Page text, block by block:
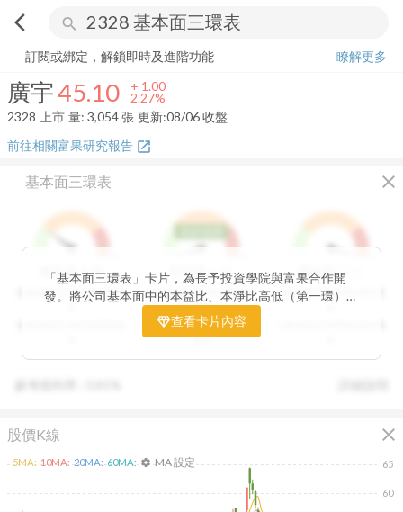
arrow_back_ios search
廣宇 45.10+ 2.27%
訂閱或綁定，解鎖即時及進階功能
瞭解更多
廣宇45.10 + 1.00
2.27%
2328
上市 量: 3,054張 更新:08/06 收盤
前往相關富果研究報告 open_in_new
基本面三環表 close
價值環3分
分數越高代表投資價值越
高
股利環 1 分
分數越高代表股利報酬率
越高
分數越低代表股利報酬率
越低
營收環9
分數越高代表營收成長性
高
「基本面三環表」卡片，為長予投資學院與富果合作開
發。將公司基本面中的本益比、本淨比高低（第一環）、
股利報酬率好壞（第二環）以及營收成長性（第三環），
透過數據分析與統計處理，用三環的表達方式讓投資人可
查看卡片內容
股價K線 close
60
65
5MA: 10MA: 20MA: 60MA: settings MA 設定